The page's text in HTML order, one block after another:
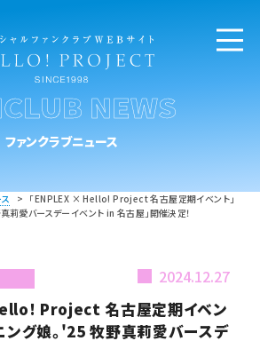
NEWS
ファンクラブニュース
> 「ENPLEX × Hello! Project 名古屋定期イベント」
莉愛バースデーイベント in 名古屋」開催決定！
2024.12.27
Project 名古屋定期イベン
ング娘。'25 牧野真莉愛バースデ